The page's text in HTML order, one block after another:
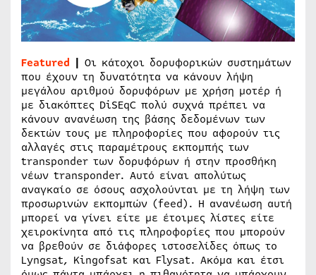
Featured | Οι κάτοχοι δορυφορικών συστημάτων
που έχουν τη δυνατότητα να κάνουν λήψη
μεγάλου αριθμού δορυφόρων με χρήση μοτέρ ή
με διακόπτες DiSEqC πολύ συχνά πρέπει να
κάνουν ανανέωση της βάσης δεδομένων των
δεκτών τους με πληροφορίες που αφορούν τις
αλλαγές στις παραμέτρους εκπομπής των
transponder των δορυφόρων ή στην προσθήκη
νέων transponder. Αυτό είναι απολύτως
αναγκαίο σε όσους ασχολούνται με τη λήψη των
προσωρινών εκπομπών (feed). Η ανανέωση αυτή
μπορεί να γίνει είτε με έτοιμες λίστες είτε
χειροκίνητα από τις πληροφορίες που μπορούν
να βρεθούν σε διάφορες ιστοσελίδες όπως το
Lyngsat, Kingofsat και Flysat. Ακόμα και έτσι